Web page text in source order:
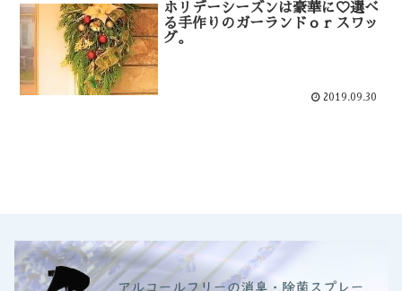
ホリデーシーズンは豪華に♡選べ
る手作りのガーランドｏｒスワッ
グ。
2019.09.30